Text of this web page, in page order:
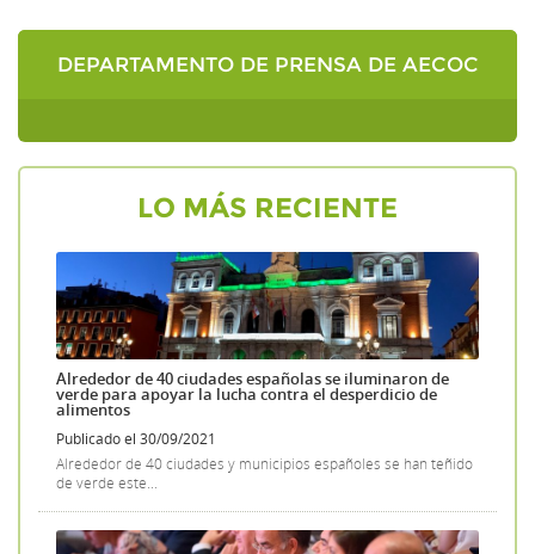
DEPARTAMENTO DE PRENSA DE AECOC
LO MÁS RECIENTE
Alrededor de 40 ciudades españolas se iluminaron de
verde para apoyar la lucha contra el desperdicio de
alimentos
Publicado el 30/09/2021
Alrededor de 40 ciudades y municipios españoles se han teñido
de verde este...